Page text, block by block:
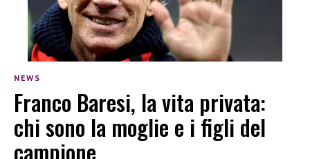
NEWS
Franco Baresi, la vita privata:
chi sono la moglie e i figli del
campione